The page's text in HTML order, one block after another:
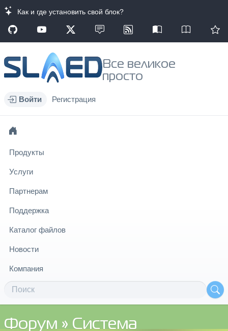
Как и где установить свой блок?
Все великое
просто
Войти Регистрация
Продукты
Услуги
Партнерам
Поддержка
Каталог файлов
Новости
Компания
Форум » Система